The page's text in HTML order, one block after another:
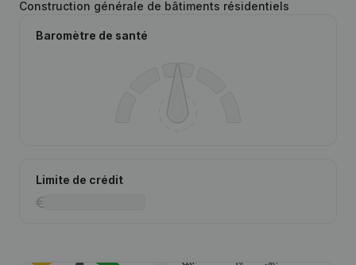
Construction générale de bâtiments résidentiels
Baromètre de santé
Limite de crédit